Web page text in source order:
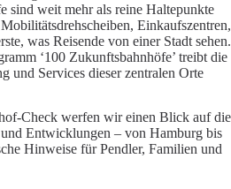
sind weit mehr als reine Haltepunkte
Einkaufszentren,
was Reisende von einer Stadt sehen.
‘100 Zukunftsbahnhöfe’ treibt die
und Services dieser zentralen Orte
Check werfen wir einen Blick auf die
Entwicklungen – von Hamburg bis
Hinweise für Pendler, Familien und